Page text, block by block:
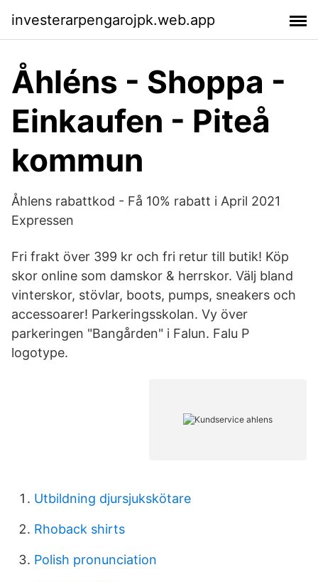
investerarpengarojpk.web.app
Åhléns - Shoppa -
Einkaufen - Piteå
kommun
Åhlens rabattkod - Få 10% rabatt i April 2021
Expressen
Fri frakt över 399 kr och fri retur till butik! Köp
skor online som damskor & herrskor. Välj bland
vinterskor, stövlar, boots, pumps, sneakers och
accessoarer! Parkeringsskolan. Vy över
parkeringen "Bangården" i Falun. Falu P
logotype.
Utbildning djursjukskötare
Rhoback shirts
Polish pronunciation